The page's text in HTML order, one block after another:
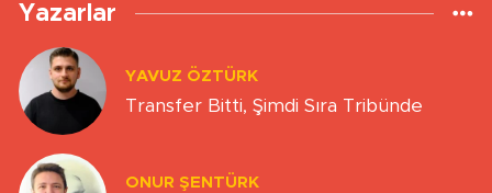
Yazarlar
YAVUZ ÖZTÜRK
Transfer Bitti, Şimdi Sıra Tribünde
ONUR ŞENTÜRK